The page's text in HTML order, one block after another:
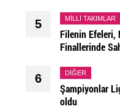
5 MILLI TAKIMLAR
Filenin Efeleri,
Finallerinde
6 DIĞER
Şampiyonlar
oldu